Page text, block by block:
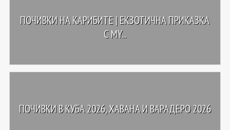
ПОЧИВКИ НА КАРИБИТЕ | ЕКЗОТИЧНА ПРИКАЗКА
С MY...
ПОЧИВКИ В КУБА 2026, ХАВАНА И ВАРАДЕРО 2026